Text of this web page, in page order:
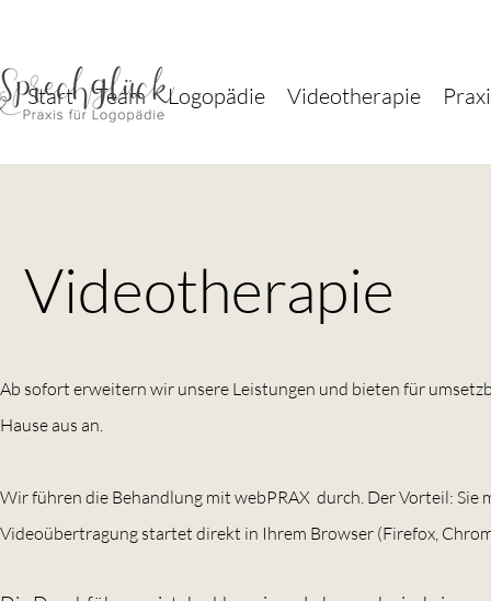
Start Team Logopädie Videotherapie
Videotherapie
Ab sofort erweitern wir unsere Leistungen und bieten für
Hause aus an.
Wir führen die Behandlung mit webPRAX durch. Der Vorteil: Sie
Videoübertragung startet direkt in Ihrem Browser (Firefox,